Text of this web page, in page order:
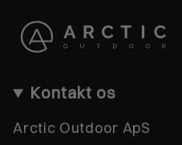
Kontakt os
Arctic Outdoor ApS